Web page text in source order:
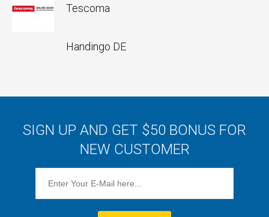
Tescoma
Handingo DE
SIGN UP AND GET $50 BONUS FOR
NEW CUSTOMER